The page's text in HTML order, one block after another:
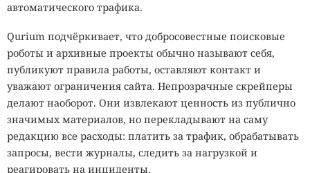
автоматического трафика.
Qurium подчёркивает, что добросовестные поисковые
роботы и архивные проекты обычно называют себя,
публикуют правила работы, оставляют контакт и
уважают ограничения сайта. Непрозрачные скрейперы
делают наоборот. Они извлекают ценность из публично
значимых материалов, но перекладывают на саму
редакцию все расходы: платить за трафик, обрабатывать
запросы, вести журналы, следить за нагрузкой и
реагировать на инциденты.